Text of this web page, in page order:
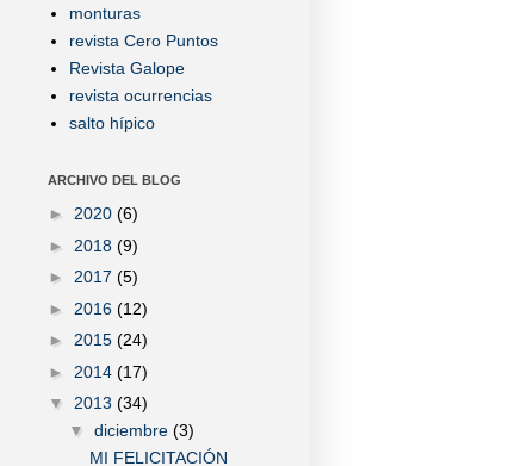
monturas
revista Cero Puntos
Revista Galope
revista ocurrencias
salto hípico
ARCHIVO DEL BLOG
► 2020 (6)
► 2018 (9)
► 2017 (5)
► 2016 (12)
► 2015 (24)
► 2014 (17)
▼ 2013 (34)
▼ diciembre (3)
MI FELICITACIÓN